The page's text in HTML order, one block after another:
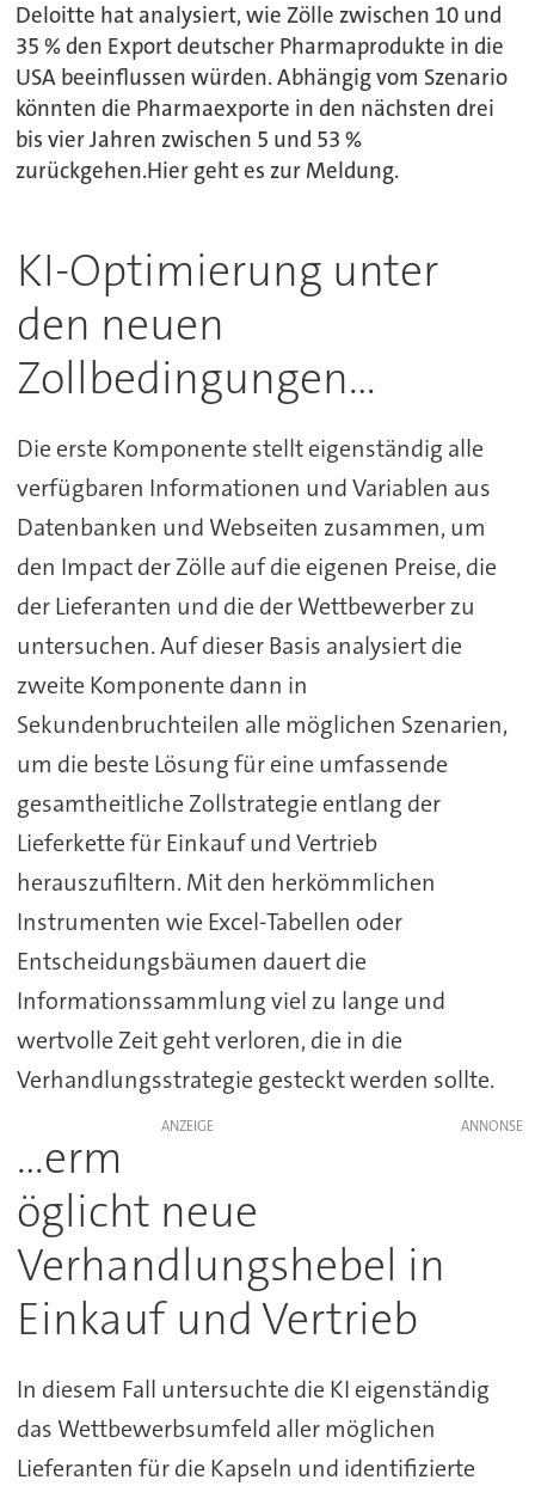
Deloitte hat analysiert, wie Zölle zwischen 10 und
35 % den Export deutscher Pharmaprodukte in die
USA beeinflussen würden. Abhängig vom Szenario
könnten die Pharmaexporte in den nächsten drei
bis vier Jahren zwischen 5 und 53 %
zurückgehen.Hier geht es zur Meldung.
KI-Optimierung unter
den neuen
Zollbedingungen...
Die erste Komponente stellt eigenständig alle
verfügbaren Informationen und Variablen aus
Datenbanken und Webseiten zusammen, um
den Impact der Zölle auf die eigenen Preise, die
der Lieferanten und die der Wettbewerber zu
untersuchen. Auf dieser Basis analysiert die
zweite Komponente dann in
Sekundenbruchteilen alle möglichen Szenarien,
um die beste Lösung für eine umfassende
gesamtheitliche Zollstrategie entlang der
Lieferkette für Einkauf und Vertrieb
herauszufiltern. Mit den herkömmlichen
Instrumenten wie Excel-Tabellen oder
Entscheidungsbäumen dauert die
Informationssammlung viel zu lange und
wertvolle Zeit geht verloren, die in die
Verhandlungsstrategie gesteckt werden sollte.
ANZEIGE
...erm
öglicht neue
Verhandlungshebel in
Einkauf und Vertrieb
In diesem Fall untersuchte die KI eigenständig
das Wettbewerbsumfeld aller möglichen
Lieferanten für die Kapseln und identifizierte